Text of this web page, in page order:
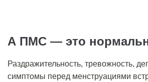
А ПМС — это
Раздражительность, тревожность,
симптомы перед менструациями